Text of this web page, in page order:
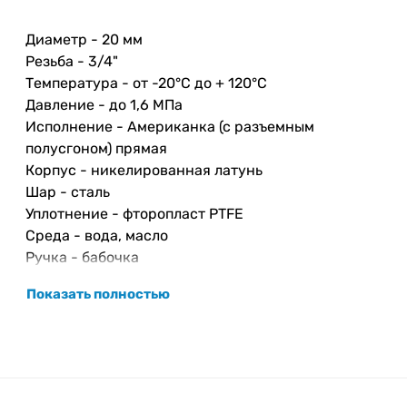
Диаметр - 20 мм
Резьба - 3/4"
Температура - от -20°С до + 120°С
Давление - до 1,6 МПа
Исполнение - Американка (с разъемным
полусгоном) прямая
Корпус - никелированная латунь
Шар - сталь
Уплотнение - фторопласт PTFE
Среда - вода, масло
Ручка - бабочка
Показать полностью